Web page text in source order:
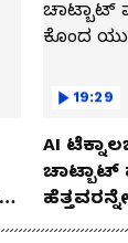
19:29
AI
ಚಾಟ್ಬಾಟ್